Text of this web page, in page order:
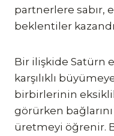
partnerlere sabır,
beklentiler
Bir ilişkide Satürn
karşılıklı
birbirlerinin
görürken
üretmeyi öğrenir.